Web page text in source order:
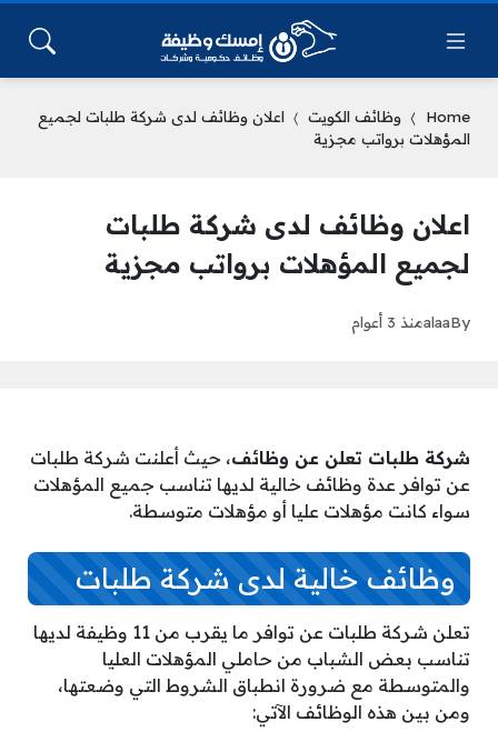
Home وظائف الكويت
اعلان وظائف لدى شركة طلبات لجميع
المؤهلات برواتب مجزية
اعلان وظائف لدى شركة طلبات
لجميع المؤهلات برواتب مجزية
By
alaaمنذ 3 أعوام
شركة طلبات تعلن عن وظائف، حيث أعلنت شركة طلبات
عن توافر عدة وظائف خالية لديها تناسب جميع المؤهلات
سواء كانت مؤهلات عليا أو مؤهلات متوسطة.
وظائف خالية لدى شركة طلبات
تعلن شركة طلبات عن توافر ما يقرب من 11 وظيفة لديها
تناسب بعض الشباب من حاملي المؤهلات العليا
والمتوسطة مع ضرورة انطباق الشروط التي وضعتها،
ومن بين هذه الوظائف الآتي: